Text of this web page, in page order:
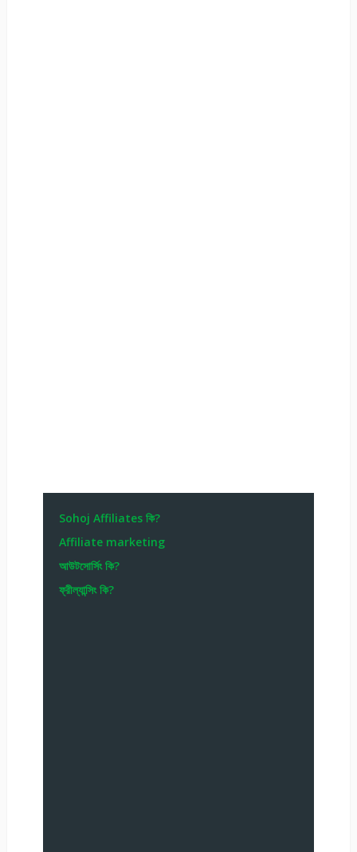
Sohoj Affiliates কি?
Affiliate marketing
আউটসোর্সিং কি?
ফ্রীল্যান্সিং কি?